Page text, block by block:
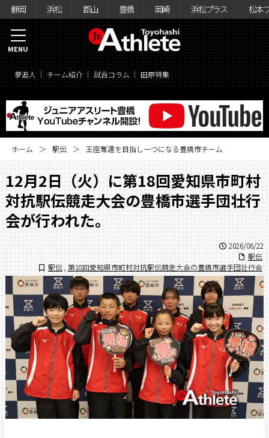
静岡 浜松 郡山 豊橋 岡崎 浜松プラス 松本
夢追人 チーム紹介 試合コラム 田原特集
MENU
ホーム 駅伝 王座奪還を目指し一つになる豊橋市チーム
12月2日（火）に第18回愛知県市町村
対抗駅伝競走大会の豊橋市選手団壮行
会が行われた。
2026/06/22
駅伝
駅伝 , 第18回愛知県市町村対抗駅伝競走大会の豊橋市選手団壮行会